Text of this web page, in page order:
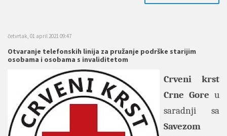
četvrtak, 01 april 2021 09:47
Otvaranje telefonskih linija za pružanje podrške starijim
osobama i osobama s invaliditetom
Crveni krst
Crne Gore u
saradnji sa
Savezom